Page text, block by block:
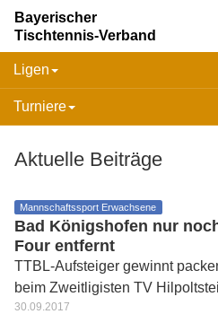
Bayerischer
Tischtennis-Verband
Ligen
Turniere
Aktuelle Beiträge
Mannschaftssport Erwachsene
Bad Königshofen nur
Four entfernt
TTBL-Aufsteiger gewinnt
beim Zweitligisten TV
30.09.2017